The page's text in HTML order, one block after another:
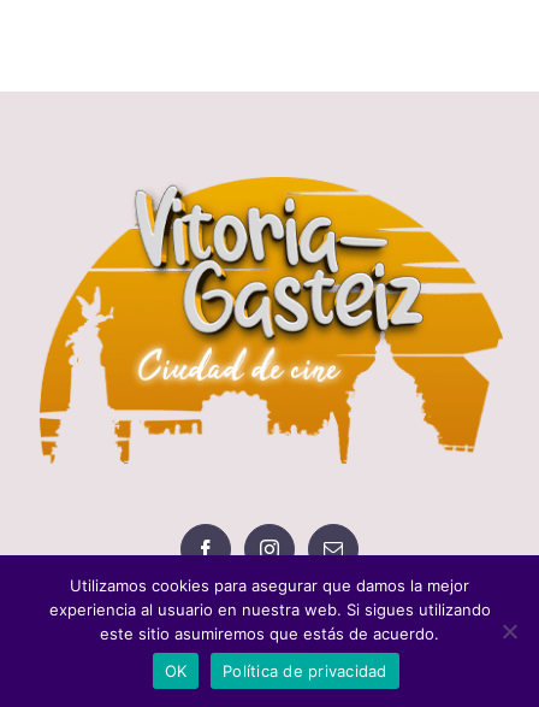
Utilizamos cookies para asegurar que damos la mejor
experiencia al usuario en nuestra web. Si sigues utilizando
este sitio asumiremos que estás de acuerdo.
OK
Política de privacidad